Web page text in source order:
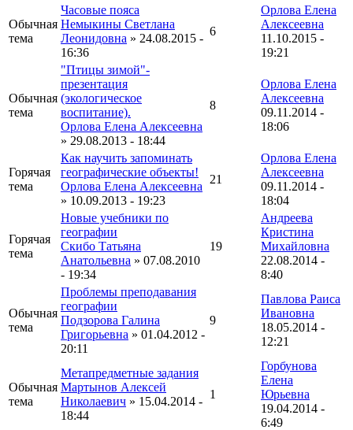
Обычная
тема
Часовые пояса
Немыкины Светлана
Леонидовна » 24.08.2015 -
16:36
6
Орлова Елена
Алексеевна
11.10.2015 -
19:21
Обычная
тема
"Птицы зимой"-
презентация
(экологическое
воспитание).
Орлова Елена Алексеевна
» 29.08.2013 - 18:44
8
Орлова Елена
Алексеевна
09.11.2014 -
18:06
Горячая
тема
Как научить запоминать
географические объекты!
Орлова Елена Алексеевна
» 10.09.2013 - 19:23
21
Орлова Елена
Алексеевна
09.11.2014 -
18:04
Горячая
тема
Новые учебники по
географии
Скибо Татьяна
Анатольевна » 07.08.2010
- 19:34
19
Андреева
Кристина
Михайловна
22.08.2014 -
8:40
Обычная
тема
Проблемы преподавания
географии
Подзорова Галина
Григорьевна » 01.04.2012 -
20:11
9
Павлова Раиса
Ивановна
18.05.2014 -
12:21
Обычная
тема
Метапредметные задания
Мартынов Алексей
Николаевич » 15.04.2014 -
18:44
1
Горбунова
Елена
Юрьевна
19.04.2014 -
6:49